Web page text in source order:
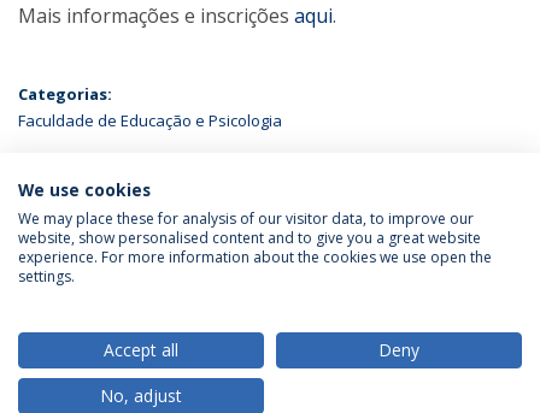
Mais informações e inscrições aqui.
Categorias:
Faculdade de Educação e Psicologia
ÚLTIMAS NOTÍCIAS
Política de Privacidade
Termos & Condições
We use cookies
We may place these for analysis of our visitor data, to improve our
website, show personalised content and to give you a great website
experience. For more information about the cookies we use open the
settings.
Accept all
Deny
No, adjust